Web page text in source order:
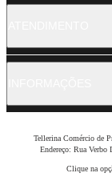
Tellerina Comércio de
Endereço: Rua
Clique na